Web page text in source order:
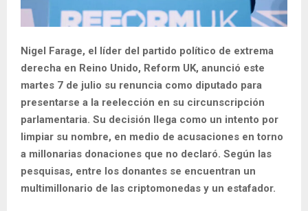
Nigel Farage, el líder del partido político de extrema
derecha en Reino Unido, Reform UK, anunció este
martes 7 de julio su renuncia como diputado para
presentarse a la reelección en su circunscripción
parlamentaria. Su decisión llega como un intento por
limpiar su nombre, en medio de acusaciones en torno
a millonarias donaciones que no declaró. Según las
pesquisas, entre los donantes se encuentran un
multimillonario de las criptomonedas y un estafador.